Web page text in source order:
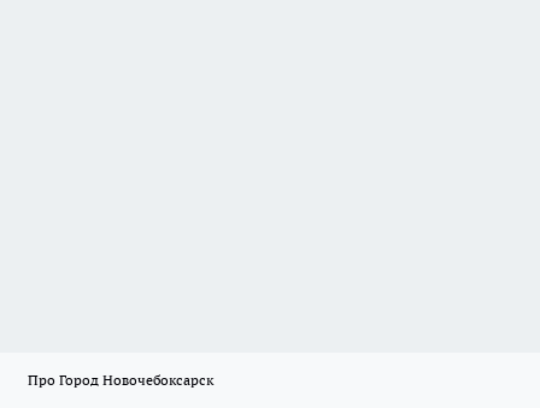
Про Город Новочебоксарск